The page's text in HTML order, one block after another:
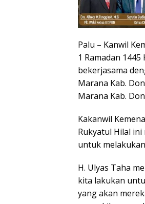
Palu – Kanwil
1 Ramadan
bekerjasama
Marana Kab.
Marana Kab.
Kakanwil
Rukyatul Hilal
untuk
H. Ulyas Taha
kita lakukan
yang akan